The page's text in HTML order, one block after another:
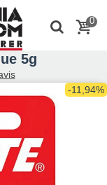
0
5g
-11,94%